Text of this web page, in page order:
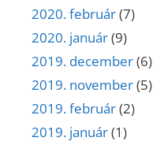
2020. február(7)
2020. január(9)
2019. december(6)
2019. november(5)
2019. február(2)
2019. január(1)